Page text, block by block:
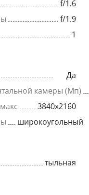
f/1.6
f/1.9
1
Да
камеры (Мп)
3840x2160
широкоугольный
тыльная